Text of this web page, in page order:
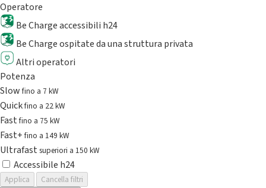
Operatore
Be Charge accessibili h24
Be Charge ospitate da una struttura privata
Altri operatori
Potenza
Slowfino a 7 kW
Quickfino a 22 kW
Fastfino a 75 kW
Fast+fino a 149 kW
Ultrafast superiori a 150 kW
Accessibile h24
Applica
Cancella filtri